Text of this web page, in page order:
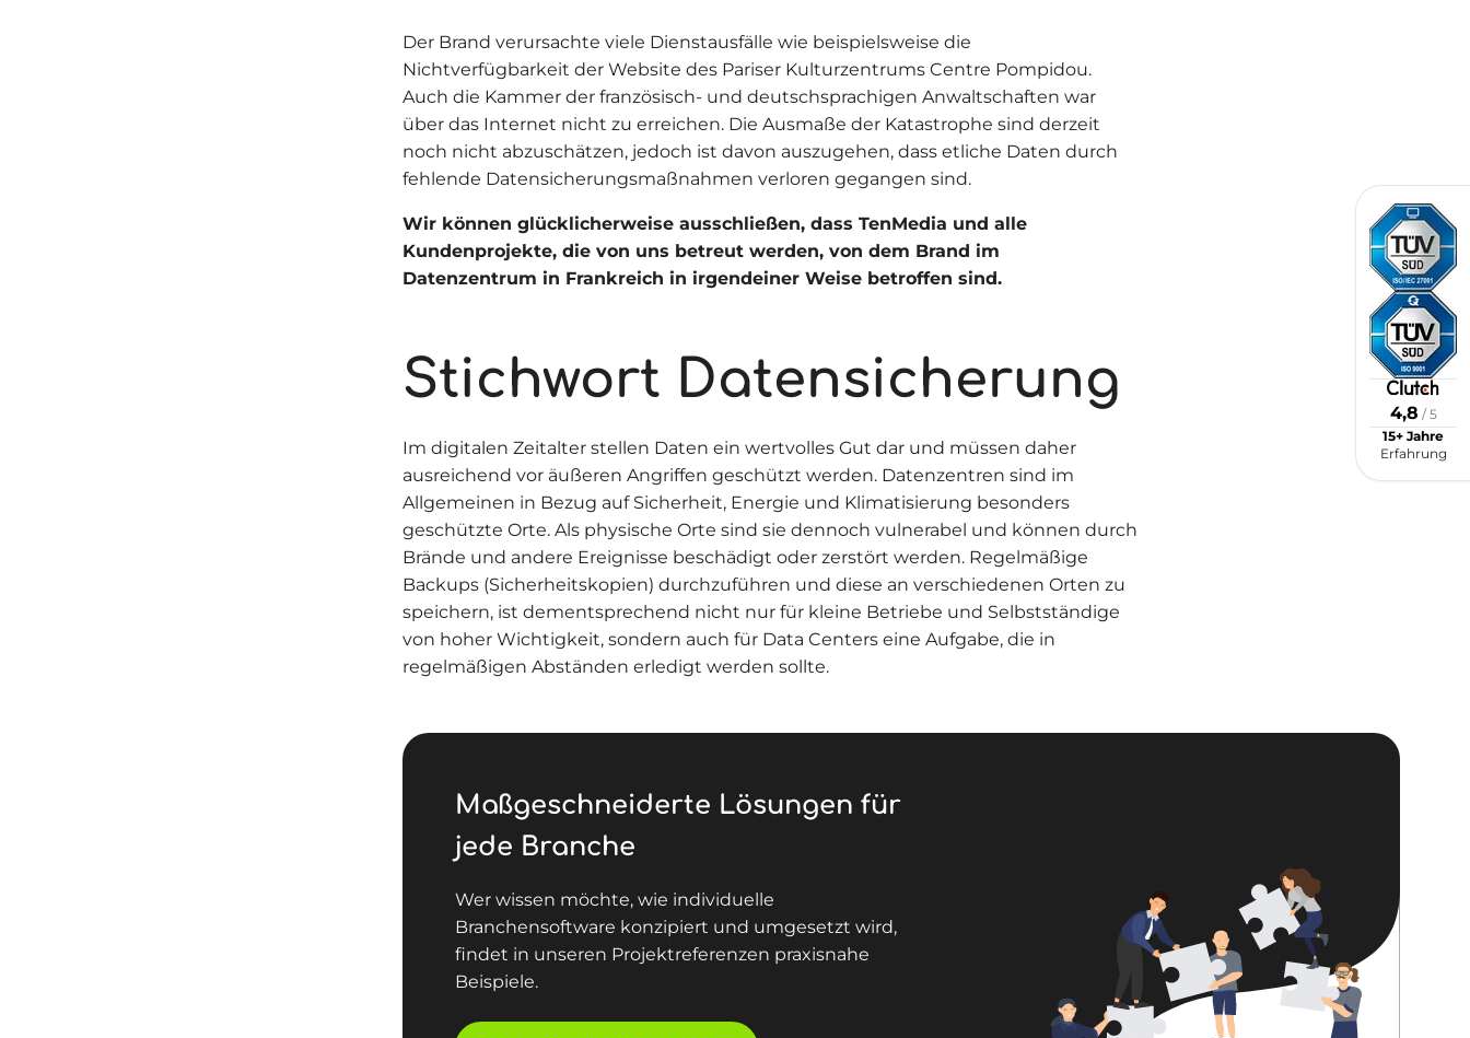
4,8 / 5
15+ Jahre
Erfahrung
Der Brand verursachte viele Dienstausfälle wie beispielsweise die
Nichtverfügbarkeit der Website des Pariser Kulturzentrums Centre Pompidou.
Auch die Kammer der französisch- und deutschsprachigen Anwaltschaften war
über das Internet nicht zu erreichen. Die Ausmaße der Katastrophe sind derzeit
noch nicht abzuschätzen, jedoch ist davon auszugehen, dass etliche Daten durch
fehlende Datensicherungsmaßnahmen verloren gegangen sind.
Wir können glücklicherweise ausschließen, dass TenMedia und alle
Kundenprojekte, die von uns betreut werden, von dem Brand im
Datenzentrum in Frankreich in irgendeiner Weise betroffen sind.
Stichwort Datensicherung
Im digitalen Zeitalter stellen Daten ein wertvolles Gut dar und müssen daher
ausreichend vor äußeren Angriffen geschützt werden. Datenzentren sind im
Allgemeinen in Bezug auf Sicherheit, Energie und Klimatisierung besonders
geschützte Orte. Als physische Orte sind sie dennoch vulnerabel und können durch
Brände und andere Ereignisse beschädigt oder zerstört werden. Regelmäßige
Backups (Sicherheitskopien) durchzuführen und diese an verschiedenen Orten zu
speichern, ist dementsprechend nicht nur für kleine Betriebe und Selbstständige
von hoher Wichtigkeit, sondern auch für Data Centers eine Aufgabe, die in
regelmäßigen Abständen erledigt werden sollte.
Maßgeschneiderte Lösungen für
jede Branche
Wer wissen möchte, wie individuelle
Branchensoftware konzipiert und umgesetzt wird,
findet in unseren Projektreferenzen praxisnahe
Beispiele.